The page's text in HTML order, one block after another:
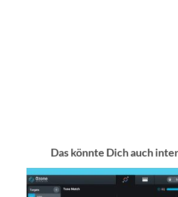
Das könnte Dich auch